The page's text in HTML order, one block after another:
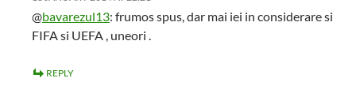
@bavarezul13: frumos spus, dar mai iei in considerare si
FIFA si UEFA , uneori .
REPLY